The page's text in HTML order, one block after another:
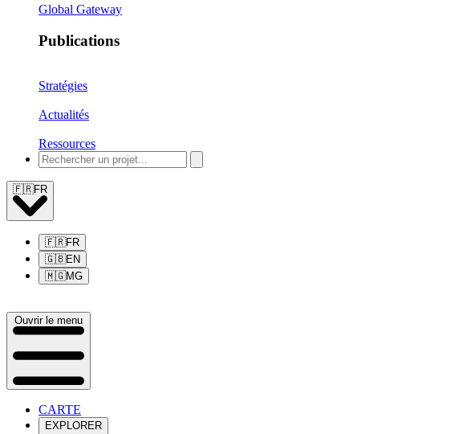
Global Gateway
Publications
Stratégies
Actualités
Ressources
🇫🇷FR
🇫🇷FR
🇬🇧EN
🇲🇬MG
Ouvrir le menu
CARTE
EXPLORER